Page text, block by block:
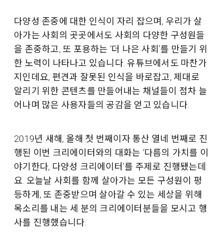
다양성 존중에 대한 인식이 자리 잡으며, 우리가 살
아가는 사회의 곳곳에서도 사회의 다양한 구성원들
을 존중하고, 또 포용하는 ‘더 나은 사회’를 만들기 위
한 노력이 나타나고 있습니다. 유튜브에서도 마찬가
지인데요, 편견과 잘못된 인식을 바로잡고, 제대로
알리기 위한 콘텐츠를 만들어내는 채널들이 점차 늘
어나며 많은 사용자들의 공감을 얻고 있습니다.
2019년 새해, 올해 첫 번째이자 통산 열네 번째로 진
행된 이번 크리에이터와의 대화는 ‘다름의 가치를 이
야기한다, 다양성 크리에이터’를 주제로 진행됐는데
요. 오늘날 사회를 함께 살아가는 모든 구성원이 평
등하게, 또 존중받으며 살아갈 수 있는 세상을 위해
목소리를 내는 세 분의 크리에이터분들을 모시고 행
사를 진행했습니다.